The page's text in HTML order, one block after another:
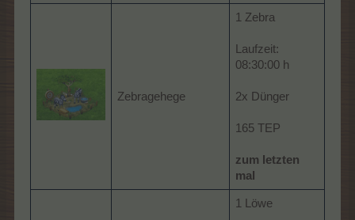
Zebragehege
1 Zebra
Laufzeit:
08:30:00 h
2x Dünger
165 TEP
zum letzten
mal
1 Löwe